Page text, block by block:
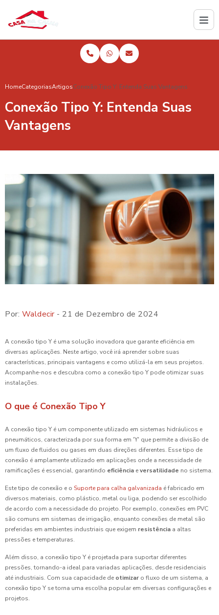
HomeCategoriasArtigosConexão Tipo Y: Entenda Suas Vantagens
Conexão Tipo Y: Entenda Suas
Vantagens
Por: Waldecir- 21 de Dezembro de 2024
A conexão tipo Y é uma solução inovadora que garante eficiência em
diversas aplicações. Neste artigo, você irá aprender sobre suas
características, principais vantagens e como utilizá-la em seus projetos.
Acompanhe-nos e descubra como a conexão tipo Y pode otimizar suas
instalações.
O que é Conexão Tipo Y
A conexão tipo Y é um componente utilizado em sistemas hidráulicos e
pneumáticos, caracterizada por sua forma em 'Y' que permite a divisão de
um fluxo de fluidos ou gases em duas direções diferentes. Esse tipo de
conexão é amplamente utilizado em aplicações onde a necessidade de
ramificações é essencial, garantindo eficiência eversatilidade no sistema.
Este tipo de conexão e o Suporte para calha galvanizada é fabricado em
diversos materiais, como plástico, metal ou liga, podendo ser escolhido
de acordo com a necessidade do projeto. Por exemplo, conexões em PVC
são comuns em sistemas de irrigação, enquanto conexões de metal são
preferidas em ambientes industriais que exigem resistência a altas
pressões e temperaturas.
Além disso, a conexão tipo Y é projetada para suportar diferentes
pressões, tornando-a ideal para variadas aplicações, desde residenciais
até industriais. Com sua capacidade de otimizar o fluxo de um sistema, a
conexão tipo Y se torna uma escolha popular em diversas configurações e
projetos.